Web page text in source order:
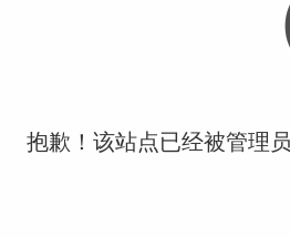
抱歉！该站点已经被管理